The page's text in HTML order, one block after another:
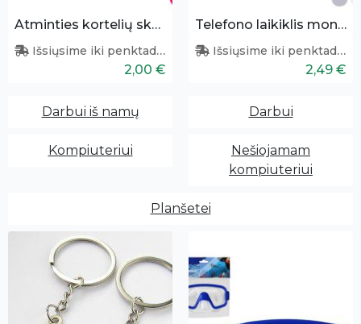
Atminties kortelių skaitytuvas
Išsiųsime iki penktadienio
2,00 €
Telefono laikiklis monitoriui
Išsiųsime iki penktadienio
2,49 €
Darbui iš namų Darbui
Kompiuteriui
Nešiojamam
kompiuteriui
Planšetei